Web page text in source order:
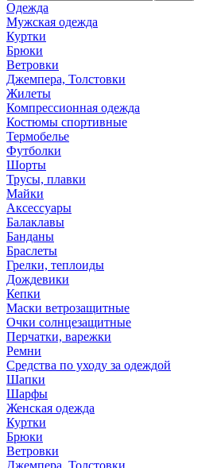
Одежда
Мужская одежда
Куртки
Брюки
Ветровки
Джемпера, Толстовки
Жилеты
Компрессионная одежда
Костюмы спортивные
Термобелье
Футболки
Шорты
Трусы, плавки
Майки
Аксессуары
Балаклавы
Банданы
Браслеты
Грелки, теплоиды
Дождевики
Кепки
Маски ветрозащитные
Очки солнцезащитные
Перчатки, варежки
Ремни
Средства по уходу за одеждой
Шапки
Шарфы
Женская одежда
Куртки
Брюки
Ветровки
Джемпера, Толстовки